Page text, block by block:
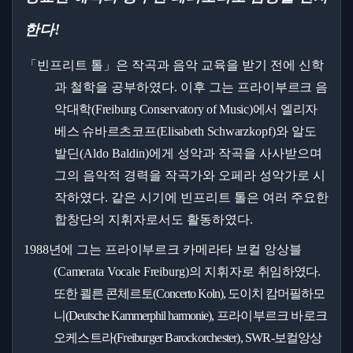
한다!
「 빈프리트 톨 」 은 작곡과 음악 교육을 받기 전에 신학
과 철학을 공부하였다. 이후 그는 프라이 부르크 음
악대학(Freiburg Conservatory of Music)에서 엘리자
베스 슈바르츠코프(Elisabeth Schwarzkopf)와 알도
발딘(Aldo Baldin)에게 성악과 작곡을 사사받으며
그의 음악적 경력을 작곡가와 오페라 성악가로 시
작하였다. 같은 시기에 빈프리트 톨은 여러 주요한
합창단의 지휘자로서도 활동하였다.
1988년에 그는 프라이부르크 카메라타 보컬 앙상블
(Camerata Vocale Freiburg)의 지휘자로 취임하였다.
또한 쾰른 콘체르토(Concerto Koln), 도이치 캄머필하모
니 (Deutsche Kammerphil harmonie), 프라이부르크 바로크
오케스트라(Freiburger Barockorchester), SWR-보컬앙상